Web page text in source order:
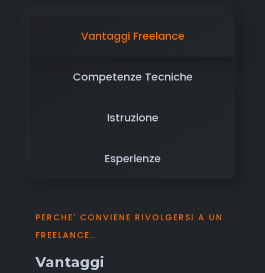
Vantaggi Freelance
Competenze Tecniche
Istruzione
Esperienze
PERCHE' CONVIENE RIVOLGERSI A UN
FREELANCE..
Vantaggi